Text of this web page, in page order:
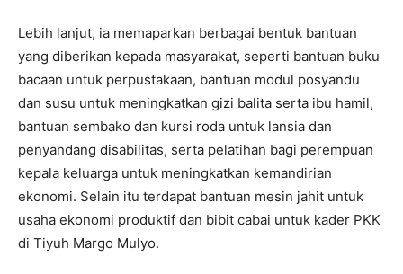
Lebih lanjut, ia memaparkan berbagai bentuk bantuan
yang diberikan kepada masyarakat, seperti bantuan buku
bacaan untuk perpustakaan, bantuan modul posyandu
dan susu untuk meningkatkan gizi balita serta ibu hamil,
bantuan sembako dan kursi roda untuk lansia dan
penyandang disabilitas, serta pelatihan bagi perempuan
kepala keluarga untuk meningkatkan kemandirian
ekonomi. Selain itu terdapat bantuan mesin jahit untuk
usaha ekonomi produktif dan bibit cabai untuk kader PKK
di Tiyuh Margo Mulyo.